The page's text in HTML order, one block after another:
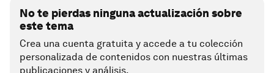
No te pierdas ninguna actualización sobre
este tema
Crea una cuenta gratuita y accede a tu colección
personalizada de contenidos con nuestras últimas
publicaciones y análisis.